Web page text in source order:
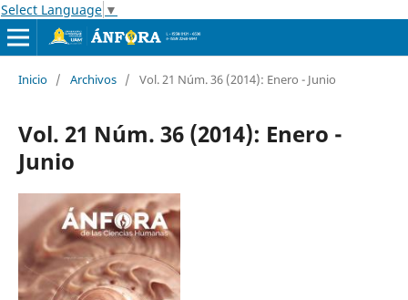
Select Language ▼
Inicio / Archivos / Vol. 21 Núm. 36 (2014): Enero - Junio
Vol. 21 Núm. 36 (2014): Enero -
Junio